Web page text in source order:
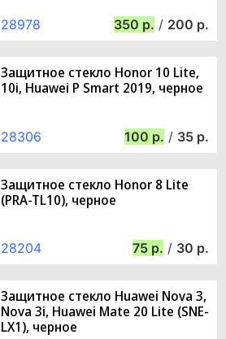
28978 350 / 200
Защитное стекло Honor 10 Lite,
10i, Huawei P Smart 2019, черное
28306 100 / 35
Защитное стекло Honor 8 Lite
(PRA-TL10), черное
28204 75 / 30
Защитное стекло Huawei Nova 3,
Nova 3i, Huawei Mate 20 Lite (SNE-
LX1), черное